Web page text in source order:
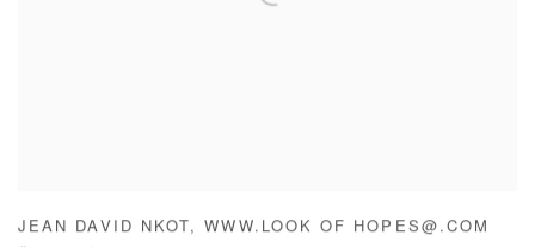
JEAN DAVID NKOT , WWW.LOOK OF HOPES@.COM